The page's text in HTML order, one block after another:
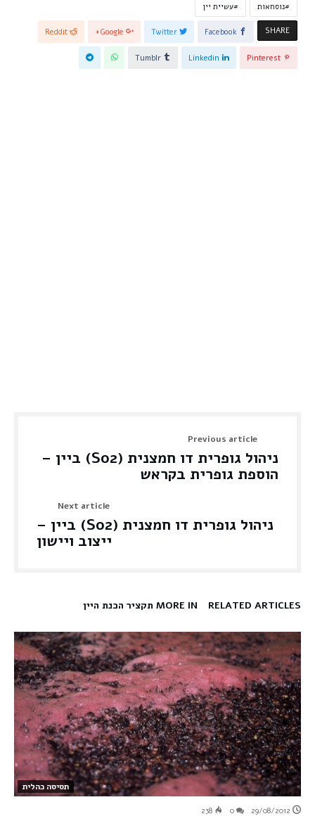
נוסחאות עשיית יין
SHARE
Facebook
Twitter
Google+
Reddit
Pinterest
Linkedin
Tumblr
Previous article
ניהול גופרית דו חמצנית (So2) ביין –
הוספת גופרית בקראש
Next article
ניהול גופרית דו חמצנית (So2) ביין –
ייצוב ויישון
RELATED ARTICLES MORE IN תקציר הכנת היין
תסיסה כהלית
29/08/2012
238